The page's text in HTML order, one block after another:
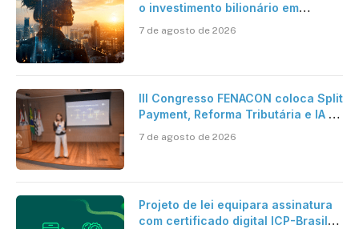
o investimento bilionário em
verdadeira era da inteligência
7 de agosto de 2026
III Congresso FENACON coloca Split
Payment, Reforma Tributária e IA no
7 de agosto de 2026
Projeto de lei equipara assinatura
com certificado digital ICP-Brasil